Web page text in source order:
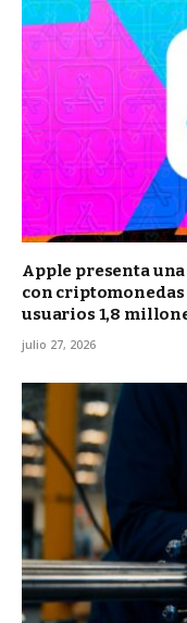
Apple presenta
con criptomonedas
usuarios 1,8
julio 27, 2026